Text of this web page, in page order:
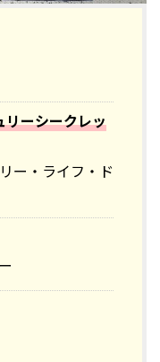
リーシークレッ
ー・ライフ・ド